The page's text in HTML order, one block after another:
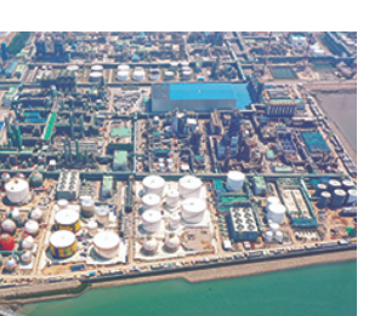
&
C
O
N
S
T
R
U
C